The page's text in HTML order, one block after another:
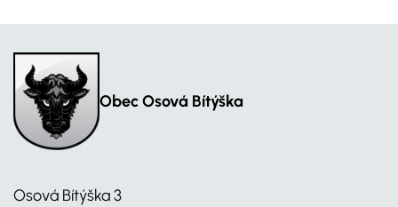
Obec Osová Bítýška
Osová Bítýška 3